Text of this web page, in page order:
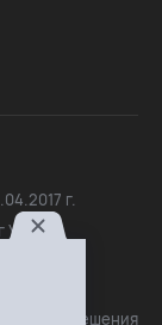
г.
Ус»,
разрешения